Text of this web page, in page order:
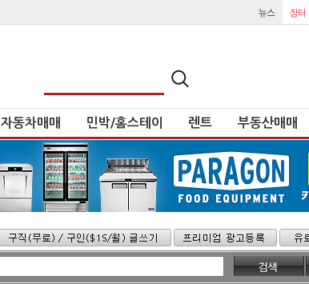
자동차매매 민박/홈스테이 렌트 부동산매매